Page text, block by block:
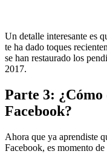
Un detalle interesante es
te ha dado toques
se han restaurado los
2017.
Parte 3: ¿Cómo
Facebook?
Ahora que ya aprendiste
Facebook, es momento